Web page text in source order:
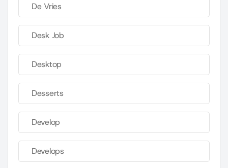
De Vries
Desk Job
Desktop
Desserts
Develop
Develops